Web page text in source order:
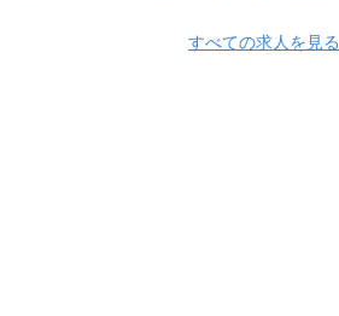
すべての求人を見る